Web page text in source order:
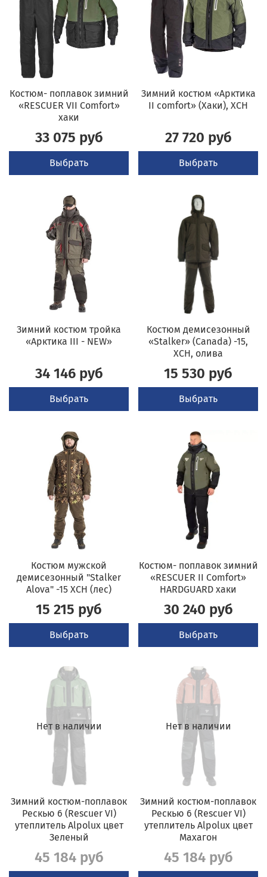
Костюм- поплавок зимний
«RESCUER VII Comfort»
хаки
33 075 руб
Выбрать
Зимний костюм «Арктика
II comfort» (Хаки), ХСН
27 720 руб
Выбрать
Зимний костюм тройка
«Арктика III - NEW»
34 146 руб
Выбрать
Костюм демисезонный
«Stalker» (Canada) -15,
ХСН, олива
15 530 руб
Выбрать
Костюм мужской
демисезонный "Stalker
Alova" -15 ХСН (лес)
15 215 руб
Выбрать
Костюм- поплавок зимний
«RESCUER II Comfort»
HARDGUARD хаки
30 240 руб
Выбрать
Нет в наличии
Зимний костюм-поплавок
Рескью 6 (Rescuer VI)
утеплитель Alpolux цвет
Зеленый
45 184 руб
Нет в наличии
Зимний костюм-поплавок
Рескью 6 (Rescuer VI)
утеплитель Alpolux цвет
Махагон
45 184 руб